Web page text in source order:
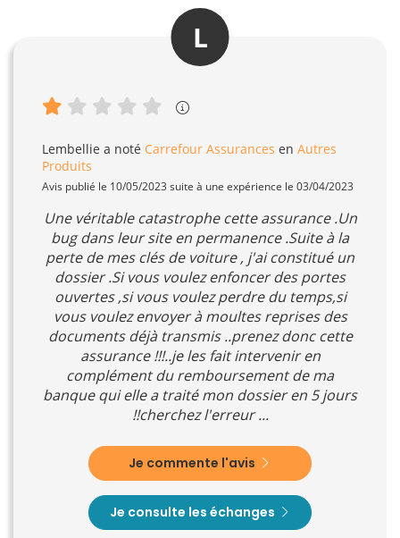
L
Lembellie a noté Carrefour Assurances en Autres
Produits
Avis publié le 10/05/2023 suite à une expérience le 03/04/2023
Une véritable catastrophe cette assurance .Un
bug dans leur site en permanence .Suite à la
perte de mes clés de voiture , j'ai constitué un
dossier .Si vous voulez enfoncer des portes
ouvertes ,si vous voulez perdre du temps,si
vous voulez envoyer à moultes reprises des
documents déjà transmis ..prenez donc cette
assurance !!!..je les fait intervenir en
complément du remboursement de ma
banque qui elle a traité mon dossier en 5 jours
!!cherchez l'erreur ...
Je commente l'avis
Je consulte les échanges